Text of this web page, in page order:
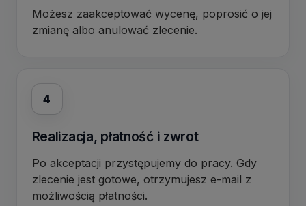
Możesz zaakceptować wycenę, poprosić o jej
zmianę albo anulować zlecenie.
4
Realizacja, płatność i zwrot
Po akceptacji przystępujemy do pracy. Gdy
zlecenie jest gotowe, otrzymujesz e-mail z
możliwością płatności.